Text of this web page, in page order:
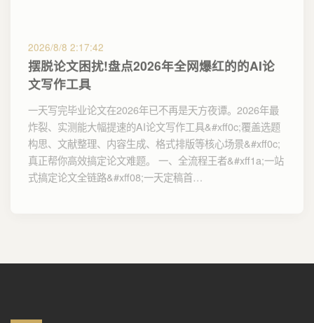
2026/8/8 2:17:42
摆脱论文困扰!盘点2026年全网爆红的的AI论
文写作工具
一天写完毕业论文在2026年已不再是天方夜谭。2026年最
炸裂、实测能大幅提速的AI论文写作工具&#xff0c;覆盖选题
构思、文献整理、内容生成、格式排版等核心场景&#xff0c;
真正帮你高效搞定论文难题。 一、全流程王者&#xff1a;一站
式搞定论文全链路&#xff08;一天定稿首…